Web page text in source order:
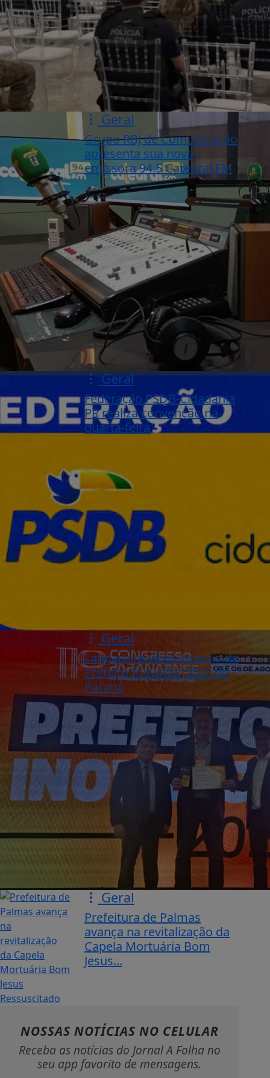
Geral
Grupo RBJ de Comunicação
apresenta sua nova
emissora 94.5 Catedral FM
Geral
Federação PSDB-Cidadania
PR realiza convenção na
quarta-feira
Geral
Langaro recebeu prêmio de
Prefeito Inovador 2026 do
Paraná
Geral
Prefeitura de Palmas
avança na revitalização da
Capela Mortuária Bom
Jesus...
NOSSAS NOTÍCIAS NO CELULAR
Receba as notícias do Jornal A Folha no
seu app favorito de mensagens.